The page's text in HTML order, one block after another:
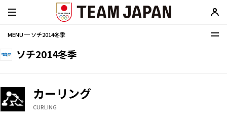
MENU ─ ソチ2014冬季
ソチ2014冬季
カーリング
CURLING